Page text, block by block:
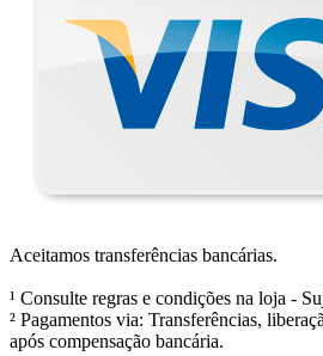
Aceitamos transferências bancárias.
¹ Consulte regras e condições na loja -
² Pagamentos via: Transferências,
após compensação bancária.